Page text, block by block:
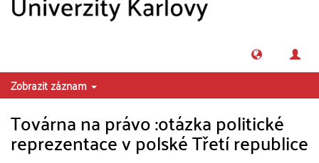
Zobrazit záznam
Továrna na právo :otázka politické
reprezentace v polské Třetí republice